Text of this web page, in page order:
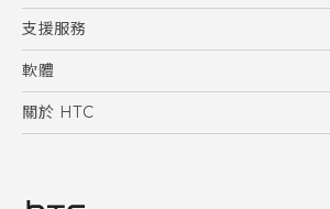
配件
購物須知
訂單管理
付款方式
支援服務
到府收送維修服務
服務中心資訊
客戶服務佈告欄
軟體
應用程式
關於 HTC